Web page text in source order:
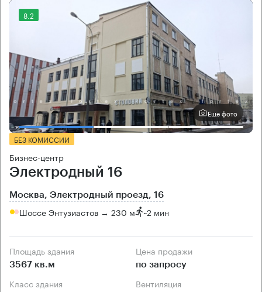
8.2
Еще фото
БЕЗ КОМИССИИ
Бизнес-центр
Электродный 16
Москва, Электродный проезд, 16
Шоссе Энтузиастов → 230 м ~2 мин
Площадь здания
3567 кв.м
Цена продажи
по запросу
Класс здания Вентиляция